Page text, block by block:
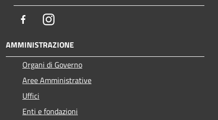
FacebookInstagram
AMMINISTRAZIONE
Organi di Governo
Aree Amministrative
Uffici
Enti e fondazioni